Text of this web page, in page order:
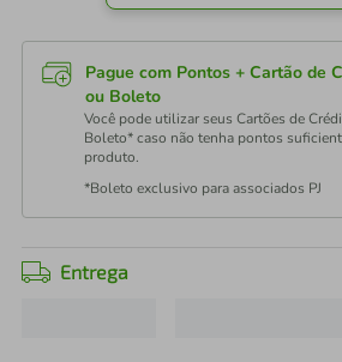
Pague com Pontos + Cartão de
ou Boleto
Você pode utilizar seus Cartões de
Boleto* caso não tenha pontos
produto.
*Boleto exclusivo para associados PJ
Entrega